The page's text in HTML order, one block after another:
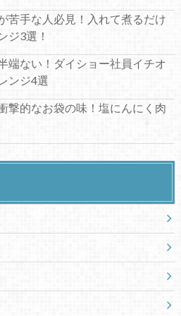
苦手な人必見！入れて煮るだけ
ジ3選！
端ない！ダイショー社員イチオ
ンジ4選
撃的なお袋の味！塩にんにく肉